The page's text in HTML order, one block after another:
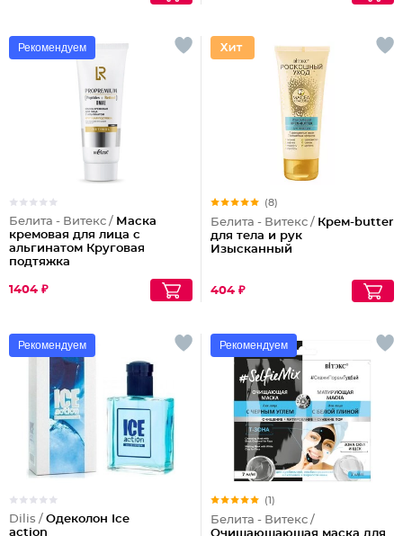
Рекомендуем
Белита - Витекс / Маска
кремовая для лица с
альгинатом Круговая
подтяжка
1404 ₽
(8)
Белита - Витекс / Крем-butter
для тела и рук
Изысканный
404 ₽
Рекомендуем
Dilis / Одеколон Ice
action
Рекомендуем
(1)
Белита - Витекс /